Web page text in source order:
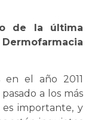
de la última
en el año 2011
a los más
importante, y